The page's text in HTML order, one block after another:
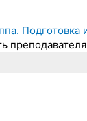
Подготовка